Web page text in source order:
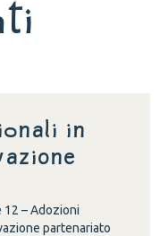
in
– Adozioni
partenariato